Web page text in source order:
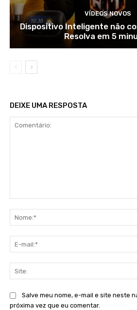
VÍDEOS NOVOS
Dispositivo Inteligente não
Resolva em 5
DEIXE UMA RESPOSTA
Salve meu nome, e-mail e site neste
próxima vez que eu comentar.